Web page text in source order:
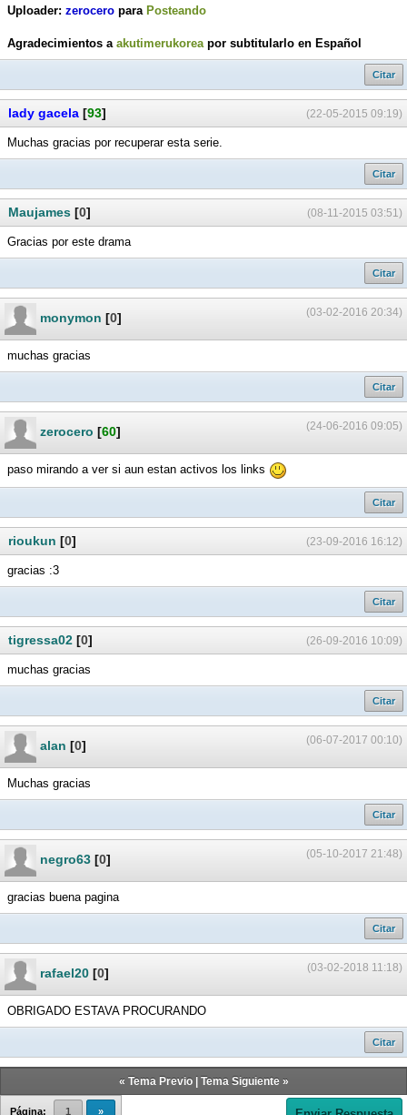
Uploader: zerocero para Posteando
Agradecimientos a akutimerukoreapor subtitularlo en Español
Citar
(22-05-2015 09:19)
lady gacela [93]
Muchas gracias por recuperar esta serie.
Citar
(08-11-2015 03:51)
Maujames [0]
Gracias por este drama
Citar
(03-02-2016 20:34)
monymon [0]
muchas gracias
Citar
(24-06-2016 09:05)
zerocero [60]
paso mirando a ver si aun estan activos los links
Citar
(23-09-2016 16:12)
rioukun [0]
gracias :3
Citar
(26-09-2016 10:09)
tigressa02 [0]
muchas gracias
Citar
(06-07-2017 00:10)
alan [0]
Muchas gracias
Citar
(05-10-2017 21:48)
negro63 [0]
gracias buena pagina
Citar
(03-02-2018 11:18)
rafael20 [0]
OBRIGADO ESTAVA PROCURANDO
Citar
« Tema Previo| Tema Siguiente»
Página: 1 »